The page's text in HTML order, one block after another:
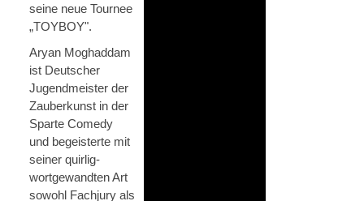
seine neue Tournee
„TOYBOY".
Aryan Moghaddam
ist Deutscher
Jugendmeister der
Zauberkunst in der
Sparte Comedy
und begeisterte mit
seiner quirlig-
wortgewandten Art
sowohl Fachjury als